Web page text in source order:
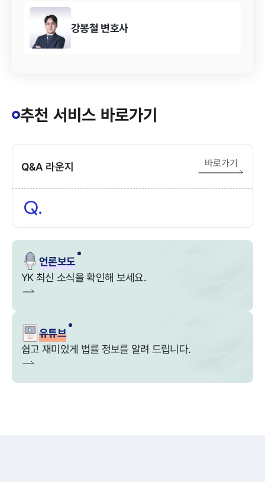
강봉철 변호사
추천 서비스 바로가기
Q&A 라운지 바로가기
언론보도
YK 최신 소식을 확인해 보세요.
유튜브
쉽고 재미있게 법률 정보를 알려 드립니다.